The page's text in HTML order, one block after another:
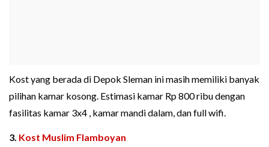
Kost yang berada di Depok Sleman ini masih memiliki banyak
pilihan kamar kosong. Estimasi kamar Rp 800 ribu dengan
fasilitas kamar 3x4 , kamar mandi dalam, dan full wifi.
3. Kost Muslim Flamboyan